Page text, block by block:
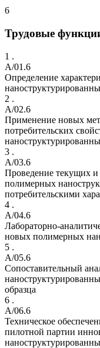
6
Трудовые
1 .
A/01.6
Определение
2 .
A/02.6
Применение новых
потребительских
3 .
A/03.6
Проведение текущих
полимерных
потребительскими
4 .
A/04.6
Лабораторно-
новых полимерных
5 .
A/05.6
Сопоставительный
образца
6 .
A/06.6
Техническое
пилотной партии